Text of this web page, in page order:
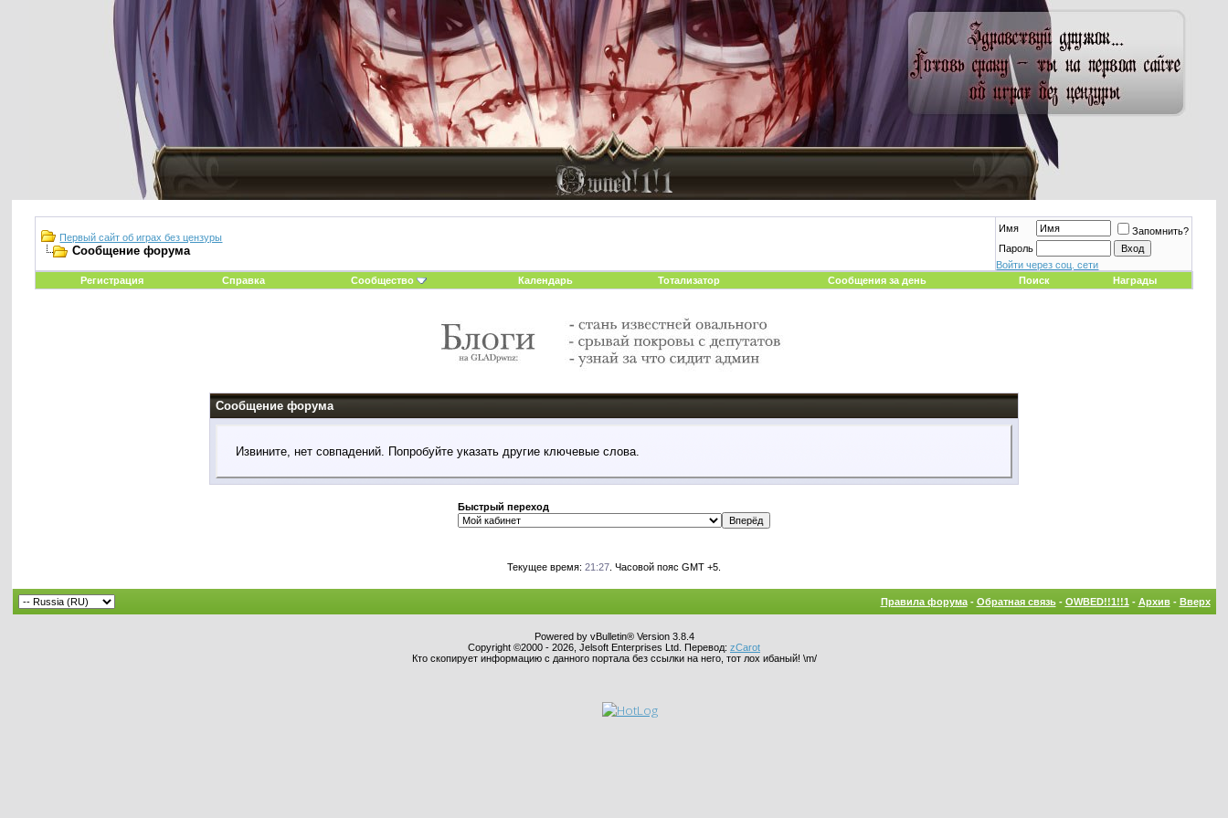
Первый сайт об играх без цензуры
Сообщение форума
Имя
Запомнить?
Пароль
Войти через соц. сети
Регистрация
Справка Сообщество Календарь Тотализатор Сообщения за день Поиск Награды
Сообщение форума
Извините, нет совпадений. Попробуйте указать другие ключевые слова.
Быстрый переход
Текущее время: 21:27. Часовой пояс GMT +5.
Правила форума- Обратная связь- OWBED!!1!!1 - Архив- Вверх
Powered by vBulletin® Version 3.8.4
Copyright ©2000 - 2026, Jelsoft Enterprises Ltd. Перевод: zCarot
Кто скопирует информацию с данного портала без ссылки на него, тот лох ибаный! \m/